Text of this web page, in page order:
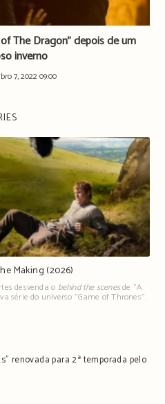
The Dragon” depois de um
inverno
7, 2022 09:00
Making (2026)
desvenda o behind the scenesde "A
série do universo "Game of Thrones".
renovada para 2ª temporada pelo